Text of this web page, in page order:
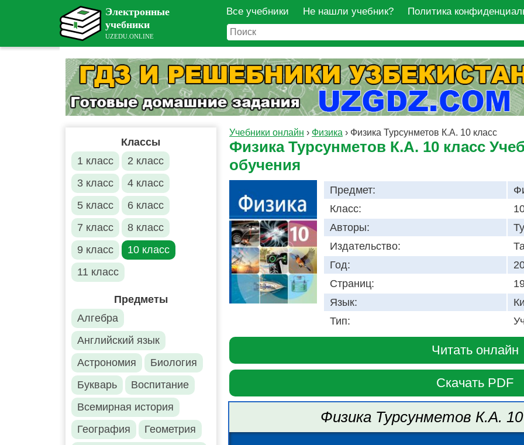
Все учебники Не нашли учебник? Политика
Классы
1 класс
2 класс
3 класс
4 класс
5 класс
6 класс
7 класс
8 класс
9 класс
10 класс
11 класс
Предметы
Алгебра
Английский язык
Астрономия
Биология
Букварь
Воспитание
Всемирная история
География
Геометрия
Учебники онлайн › Физика › Физика Турсунметов К.А. 10 класс
Физика Турсунметов К.А. 10 класс
обучения
Предмет:
Класс:
Авторы:
Издательство:
Год:
Страниц:
Язык:
Тип:
Читать онлайн
Скачать PDF
Физика Турсунметов К.А. 10